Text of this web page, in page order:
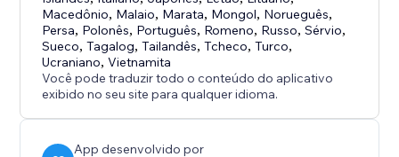
Macedônio, Malaio, Marata, Mongol, Norueguês,
Persa, Polonês, Português, Romeno, Russo,Sérvio,
Sueco,Tagalog,Tailandês,Tcheco,Turco,
Ucraniano,Vietnamita
Você pode traduzir todo o conteúdo do aplicativo
exibido no seu site para qualquer idioma.
App desenvolvido por